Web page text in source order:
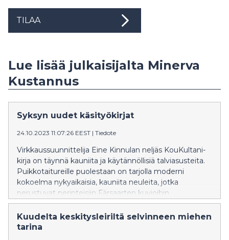
TILAA
Lue lisää julkaisijalta Minerva
Kustannus
Syksyn uudet käsityökirjat
24.10.2023 11:07:26 EEST | Tiedote
Virkkaussuunnittelija Eine Kinnulan neljäs KouKultani-
kirja on täynnä kauniita ja käytännöllisiä talviasusteita.
Puikkotaitureille puolestaan on tarjolla moderni
kokoelma nykyaikaisia, kauniita neuleita, jotka
perustuvat perinteisiin Färsaarten kuvioihin.
Kuudelta keskitysleiriltä selvinneen miehen
tarina